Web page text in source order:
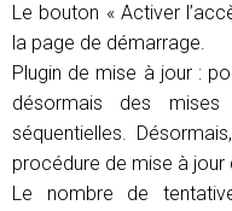
Le bouton « Activer
la page de démarrage.
Plugin de mise à jour :
désormais des
séquentielles.
procédure de mise à jour
Le nombre de